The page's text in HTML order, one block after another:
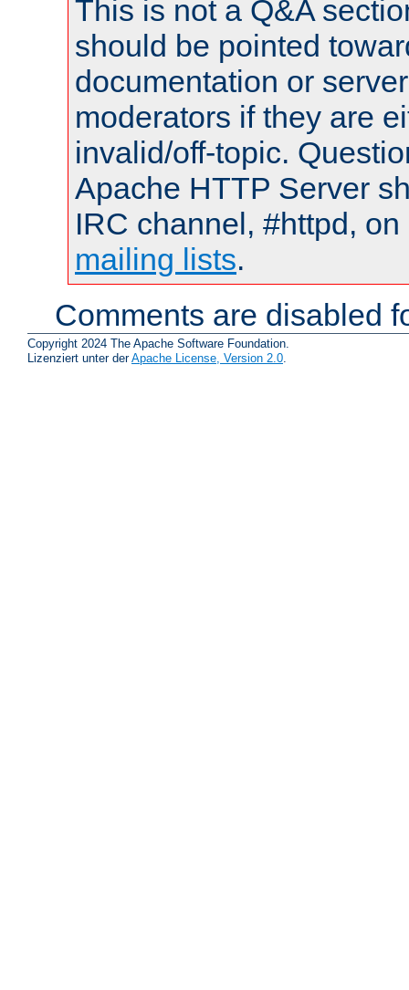
This is not a Q&A
should be pointed
documentation or
moderators if they are
invalid/off-topic.
Apache HTTP Server
IRC channel, #httpd,
mailing lists.
Comments are disabled
Copyright 2024 The Apache Software Foundation.
Lizenziert unter derApache License, Version 2.0.